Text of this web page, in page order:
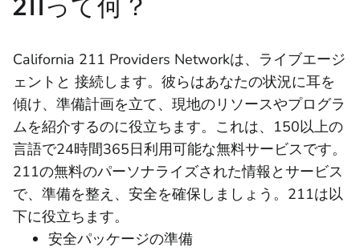
California 211 Providers Networkは、ライブエージ
ェントと 接続します。彼らはあなたの状況に耳を
傾け、準備計画を立て、現地のリソースやプログラ
ムを紹介するのに役立ちます。これは、150以上の
言語で24時間365日利用可能な無料サービスです。
211の無料のパーソナライズされた情報とサービス
で、準備を整え、安全を確保しましょう。211は以
下に役立ちます。
安全パッケージの準備